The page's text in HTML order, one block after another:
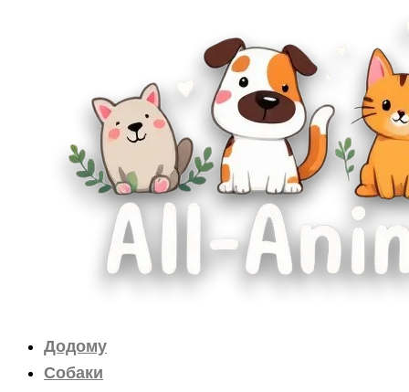
Додому
Собаки